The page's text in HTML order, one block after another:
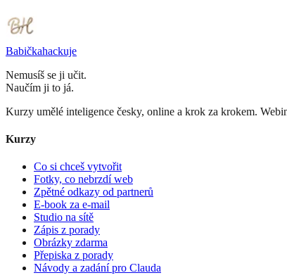
Babičkahackuje
Nemusíš se ji učit.
Naučím ji to já.
Kurzy umělé inteligence česky, online a krok za krokem.
Kurzy
Co si chceš vytvořit
Fotky, co nebrzdí web
Zpětné odkazy od partnerů
E-book za e-mail
Studio na sítě
Zápis z porady
Obrázky zdarma
Přepiska z porady
Návody a zadání pro Clauda